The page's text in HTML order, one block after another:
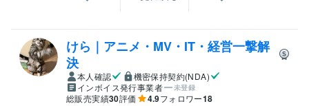
けら｜アニメ・MV・IT・経営一撃解
決
本人確認
機密保持契約(NDA)
インボイス発行事業者
未登録
総販売実績30評価 4.9フォロワー18